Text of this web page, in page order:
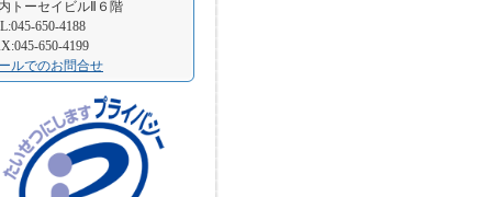
トーセイビルⅡ６階
650-4188
650-4199
ルでのお問合せ